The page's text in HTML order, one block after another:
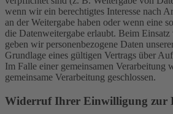
wenn wir ein berechtigtes Interesse nach
an der Weitergabe haben oder wenn eine
die Datenweitergabe erlaubt. Beim
geben wir personenbezogene Daten
Grundlage eines gültigen Vertrags über
Im Falle einer gemeinsamen Verarbeitung
gemeinsame Verarbeitung geschlossen.
Widerruf Ihrer Einwilligung zur